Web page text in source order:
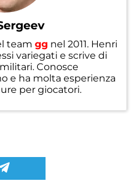
team gg nel 2011. Henri
variegati e scrive di
Conosce
e ha molta esperienza
per giocatori.